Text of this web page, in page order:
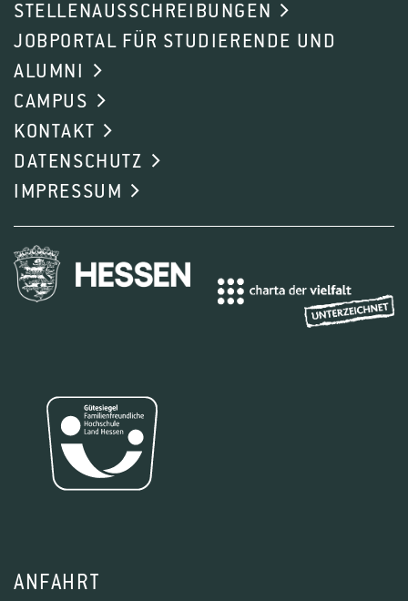
STELLENAUSSCHREIBUNGEN
JOBPORTAL FÜR STUDIERENDE UND
ALUMNI
CAMPUS
KONTAKT
DATENSCHUTZ
IMPRESSUM
ANFAHRT